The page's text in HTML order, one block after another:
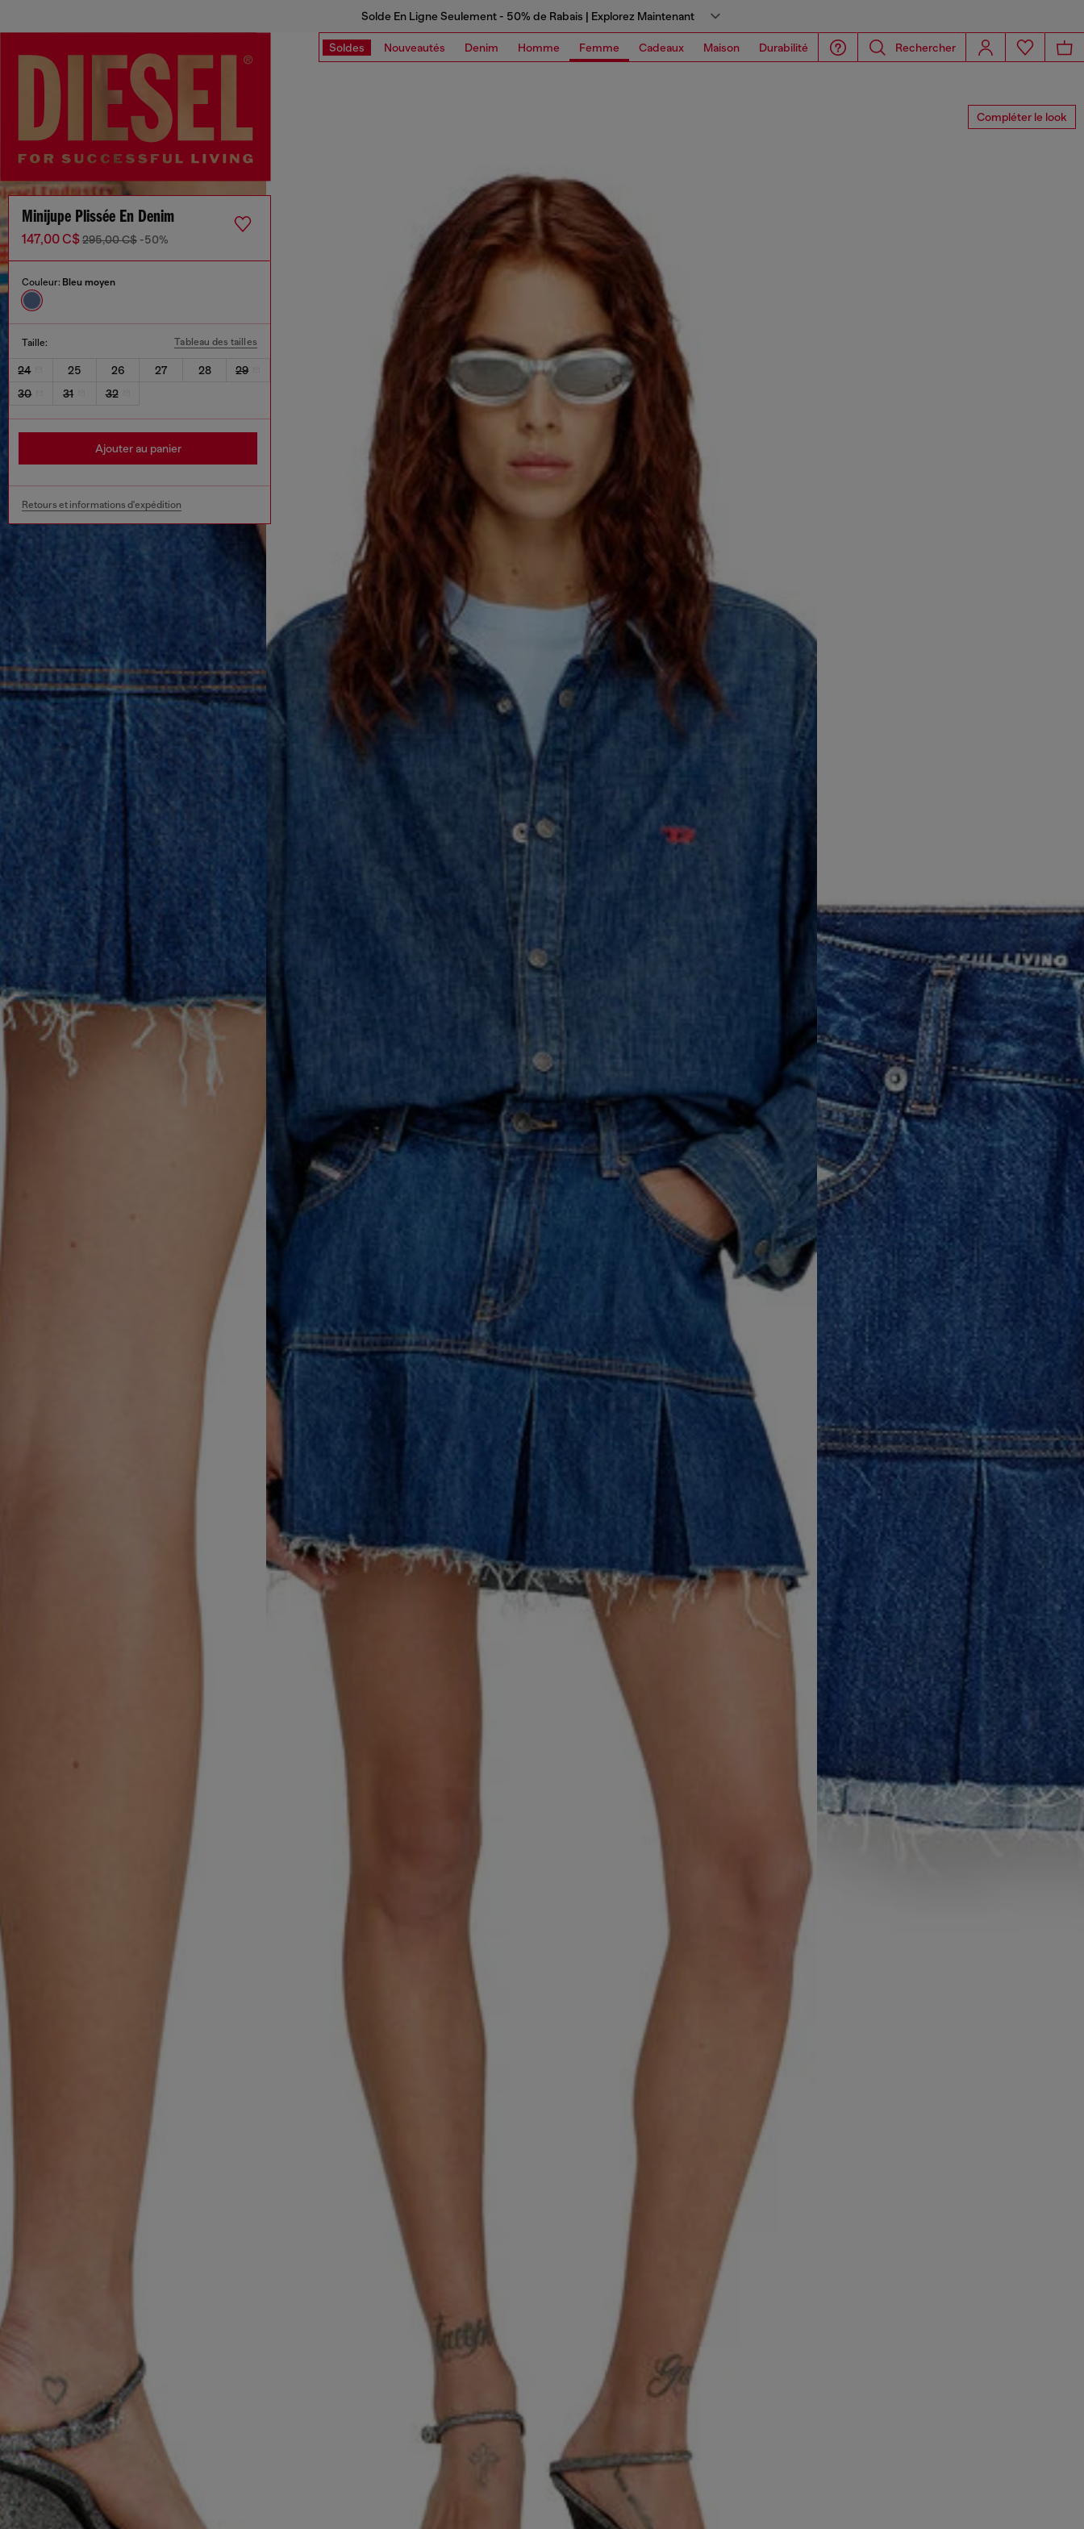
Solde En Ligne Seulement - 50% de Rabais | Explorez Maintenant
Soldes Nouveautés Denim Homme Femme Cadeaux Maison Durabilité Rechercher
Compléter le look
Minijupe Plissée En Denim
147,00 C$295,00 C$ -50%
Couleur: Bleu moyen
Taille: Tableau des tailles
24 25 26 27 28
29
30
31 32
Ajouter au panier
Retours et informations d'expédition